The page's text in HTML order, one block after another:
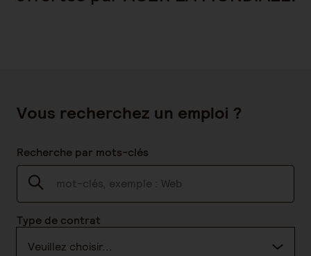
Vous recherchez un emploi ?
Recherche par mots-clés
Type de contrat
Veuillez choisir...